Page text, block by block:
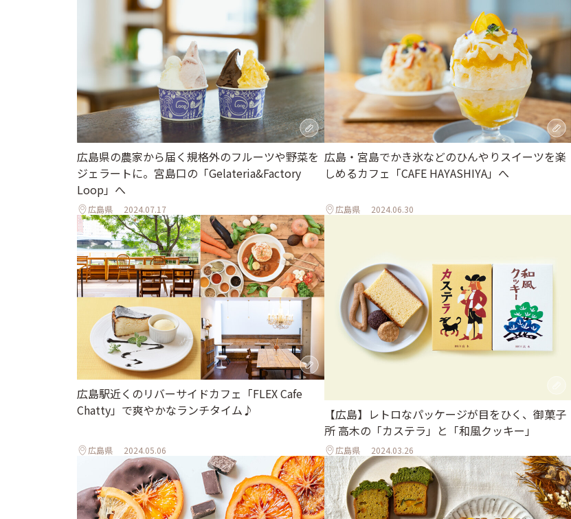
広島県の農家から届く規格外のフルーツや野菜を
ジェラートに。宮島口の「Gelateria&Factory
Loop」へ
広島県 2024.07.17
広島・宮島でかき氷などのひんやりスイーツを楽
しめるカフェ「CAFE HAYASHIYA」へ
広島県 2024.06.30
広島駅近くのリバーサイドカフェ「FLEX Cafe
Chatty」で爽やかなランチタイム♪
広島県 2024.05.06
【広島】レトロなパッケージが目をひく、御菓子
所 高木の「カステラ」と「和風クッキー」
広島県 2024.03.26